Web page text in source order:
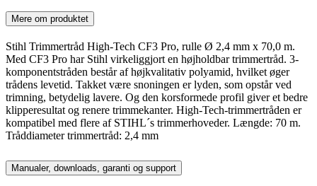
Mere om produktet
Stihl Trimmertråd High-Tech CF3 Pro, rulle Ø 2,4 mm x 70,0 m.
Med CF3 Pro har Stihl virkeliggjort en højholdbar trimmertråd. 3-
komponentstråden består af højkvalitativ polyamid, hvilket øger
trådens levetid. Takket være snoningen er lyden, som opstår ved
trimning, betydelig lavere. Og den korsformede profil giver et bedre
klipperesultat og renere trimmekanter. High-Tech-trimmertråden er
kompatibel med flere af STIHL´s trimmerhoveder. Længde: 70 m.
Tråddiameter trimmertråd: 2,4 mm
Manualer, downloads, garanti og support